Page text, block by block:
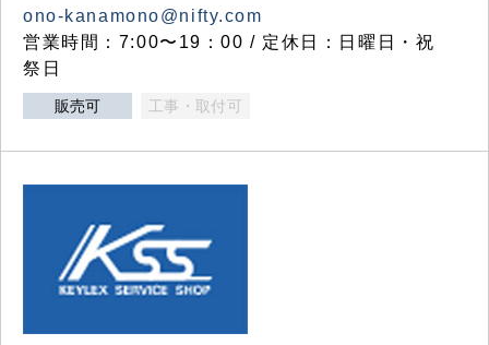
ono-kanamono@nifty.com
営業時間：7:00〜19：00 / 定休日：日曜日・祝
祭日
販売可 工事・取付可